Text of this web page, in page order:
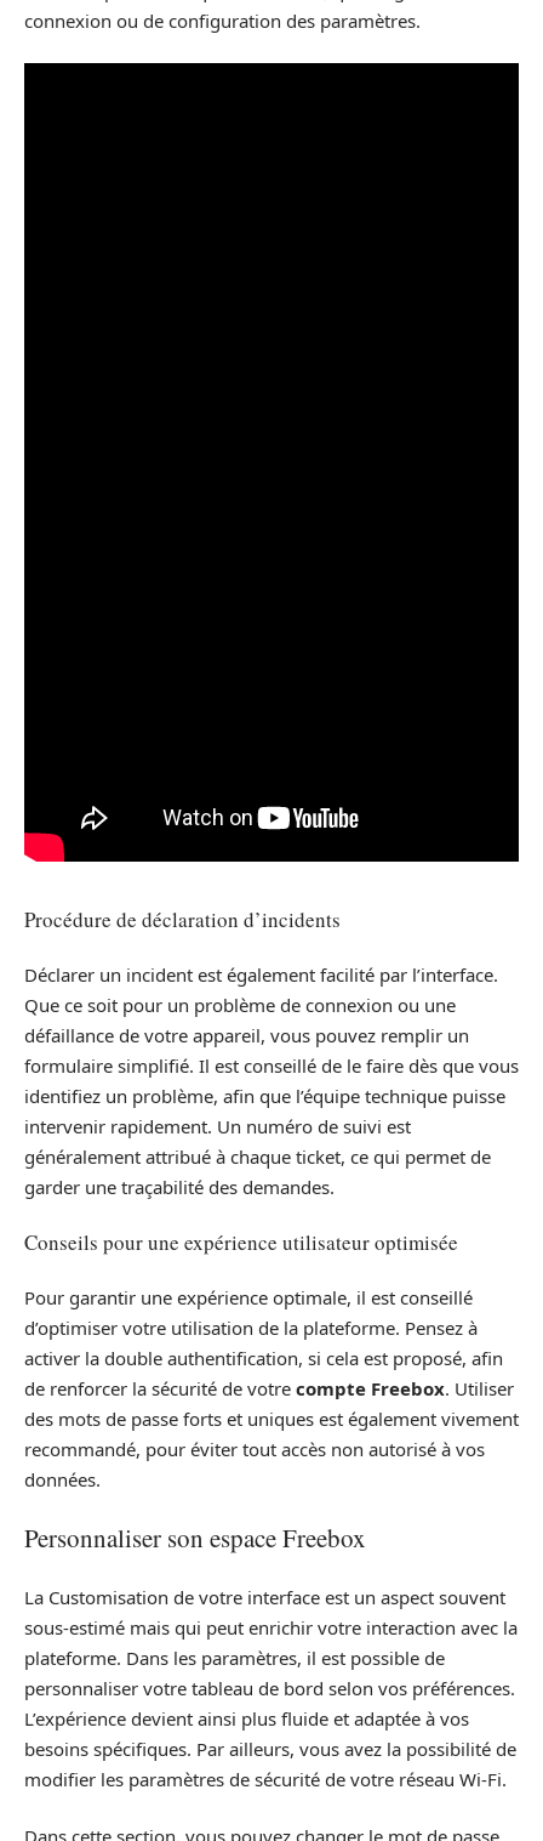
connexion ou de configuration des paramètres.
Procédure de déclaration d’incidents
Déclarer un incident est également facilité par l’interface.
Que ce soit pour un problème de connexion ou une
défaillance de votre appareil, vous pouvez remplir un
formulaire simplifié. Il est conseillé de le faire dès que vous
identifiez un problème, afin que l’équipe technique puisse
intervenir rapidement. Un numéro de suivi est
généralement attribué à chaque ticket, ce qui permet de
garder une traçabilité des demandes.
Conseils pour une expérience utilisateur optimisée
Pour garantir une expérience optimale, il est conseillé
d’optimiser votre utilisation de la plateforme. Pensez à
activer la double authentification, si cela est proposé, afin
de renforcer la sécurité de votre compte Freebox. Utiliser
des mots de passe forts et uniques est également vivement
recommandé, pour éviter tout accès non autorisé à vos
données.
Personnaliser son espace Freebox
La Customisation de votre interface est un aspect souvent
sous-estimé mais qui peut enrichir votre interaction avec la
plateforme. Dans les paramètres, il est possible de
personnaliser votre tableau de bord selon vos préférences.
L’expérience devient ainsi plus fluide et adaptée à vos
besoins spécifiques. Par ailleurs, vous avez la possibilité de
modifier les paramètres de sécurité de votre réseau Wi-Fi.
Dans cette section, vous pouvez changer le mot de passe